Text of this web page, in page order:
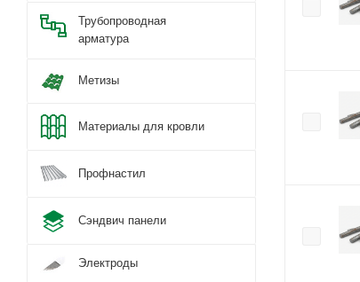
Трубопроводная
арматура
Метизы
Материалы для кровли
Профнастил
Сэндвич панели
Электроды